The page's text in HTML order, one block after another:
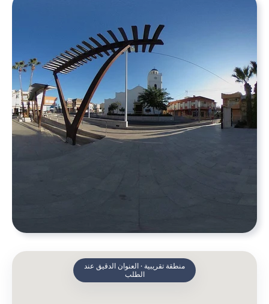
منطقة تقريبية · العنوان الدقيق عند
الطلب